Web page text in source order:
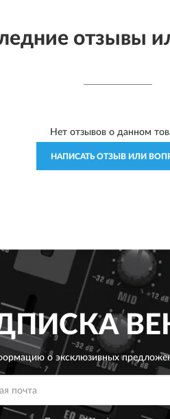
отзывы
Нет отзывов о данном
НАПИСАТЬ ОТЗЫВ ИЛИ
о эксклюзивных